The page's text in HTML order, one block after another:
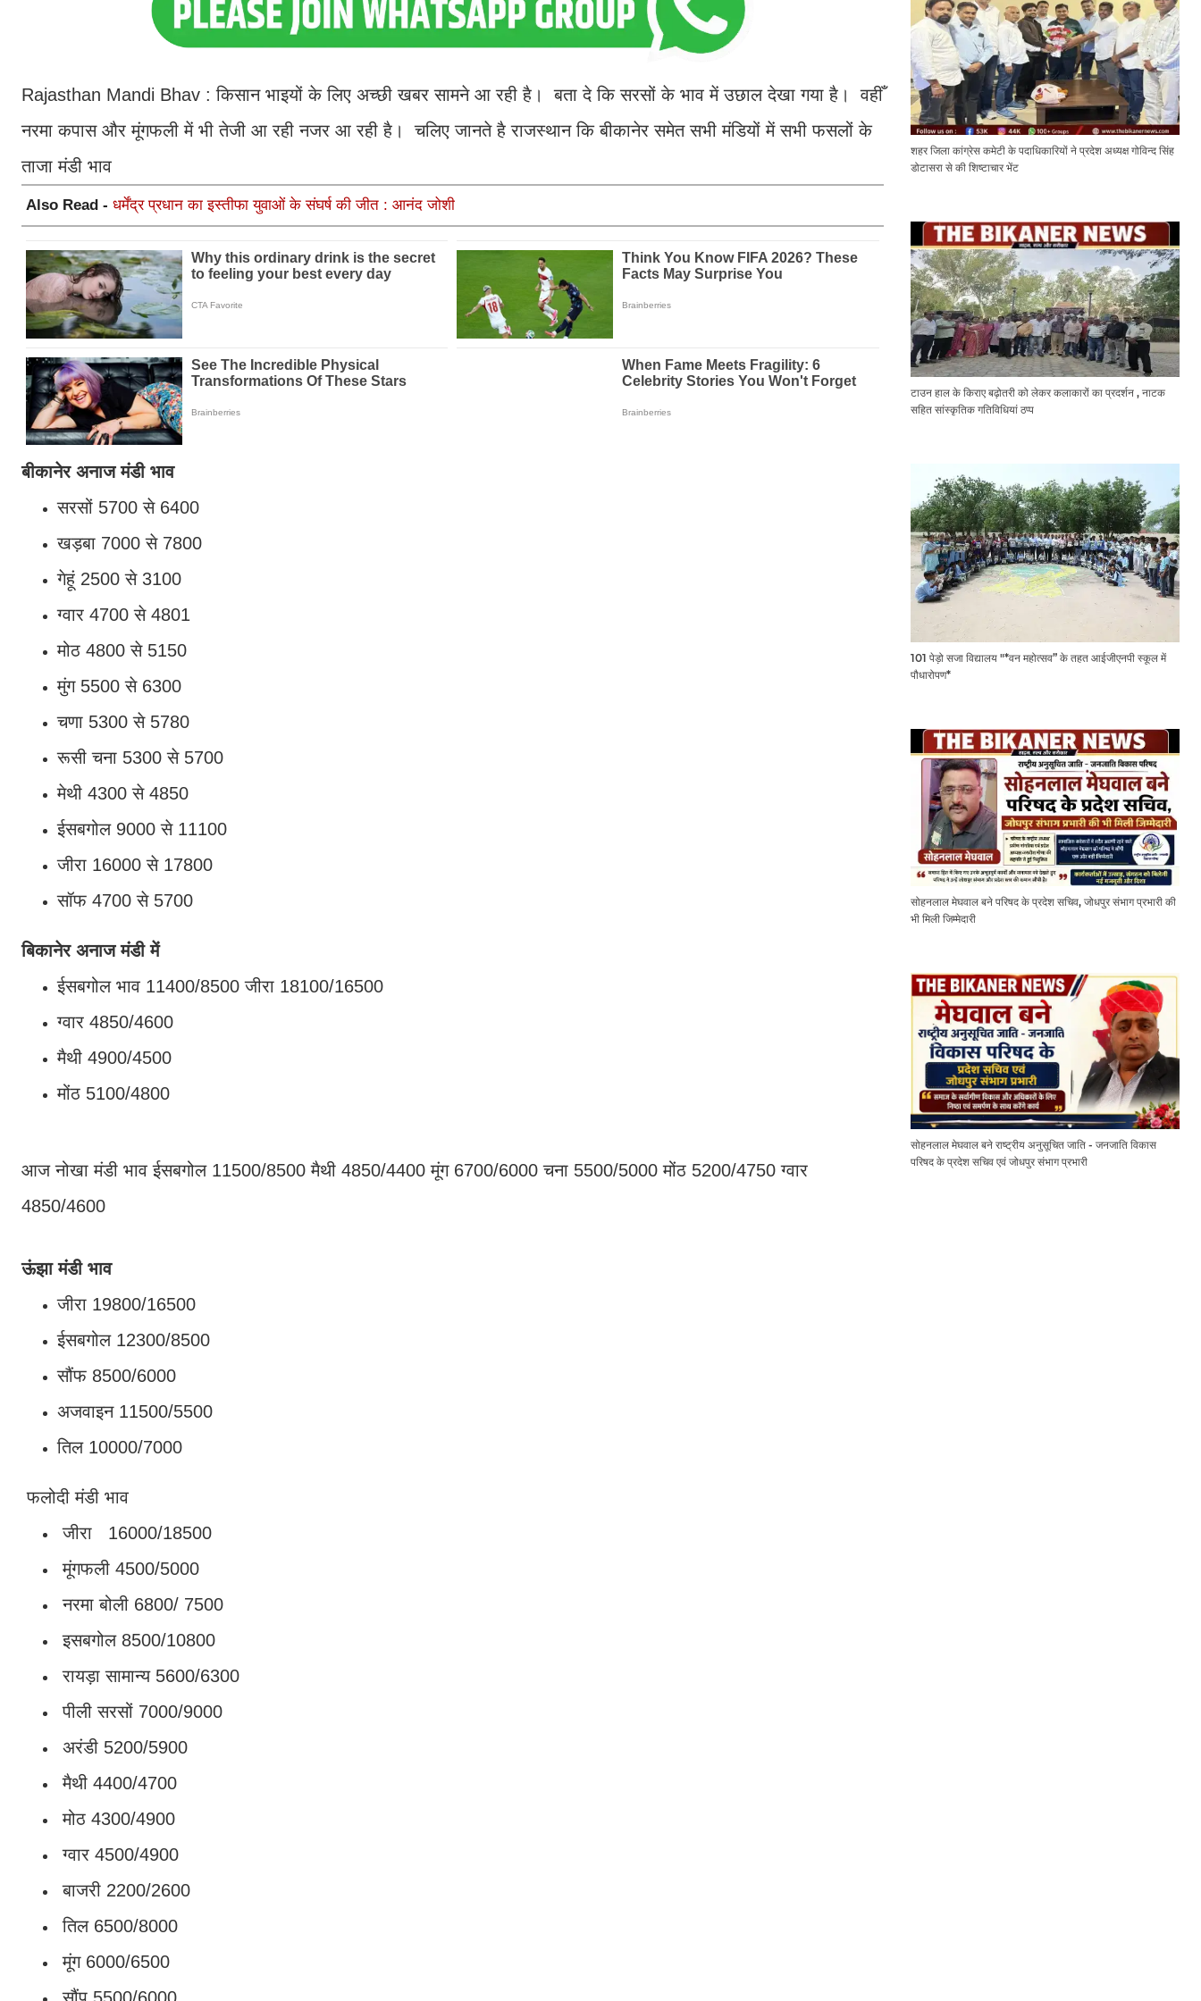
Rajasthan Mandi Bhav : किसान भाइयों के लिए अच्छी खबर सामने आ रही है। बता दे कि सरसों के भाव में उछाल देखा गया है। वहीँ
नरमा कपास और मूंगफली में भी तेजी आ रही नजर आ रही है। चलिए जानते है राजस्थान कि बीकानेर समेत सभी मंडियों में सभी फसलों के
ताजा मंडी भाव
Also Read - धर्मेंद्र प्रधान का इस्तीफा युवाओं के संघर्ष की जीत : आनंद जोशी
बीकानेर अनाज मंडी भाव
सरसों 5700 से 6400
खड़बा 7000 से 7800
गेहूं 2500 से 3100
ग्वार 4700 से 4801
मोठ 4800 से 5150
मुंग 5500 से 6300
चणा 5300 से 5780
रूसी चना 5300 से 5700
मेथी 4300 से 4850
ईसबगोल 9000 से 11100
जीरा 16000 से 17800
सॉफ 4700 से 5700
बिकानेर अनाज मंडी में
ईसबगोल भाव 11400/8500 जीरा 18100/16500
ग्वार 4850/4600
मैथी 4900/4500
मोंठ 5100/4800
आज नोखा मंडी भाव ईसबगोल 11500/8500 मैथी 4850/4400 मूंग 6700/6000 चना 5500/5000 मोंठ 5200/4750 ग्वार
4850/4600
ऊंझा मंडी भाव
जीरा 19800/16500
ईसबगोल 12300/8500
सौंफ 8500/6000
अजवाइन 11500/5500
तिल 10000/7000
फलोदी मंडी भाव
जीरा 16000/18500
मूंगफली 4500/5000
नरमा बोली 6800/ 7500
इसबगोल 8500/10800
रायड़ा सामान्य 5600/6300
पीली सरसों 7000/9000
अरंडी 5200/5900
मैथी 4400/4700
मोठ 4300/4900
ग्वार 4500/4900
बाजरी 2200/2600
तिल 6500/8000
मूंग 6000/6500
शहर जिला कांग्रेस कमेटी के पदाधिकारियों ने प्रदेश अध्यक्ष गोविन्द सिंह
डोटासरा से की शिष्टाचार भेंट
टाउन हाल के किराए बढ़ोतरी को लेकर कलाकारों का प्रदर्शन , नाटक
सहित सांस्कृतिक गतिविधियां ठप्प
101 पेड़ो सजा विद्यालय "*वन महोत्सव” के तहत आईजीएनपी स्कूल में
पौधारोपण*
सोहनलाल मेघवाल बने परिषद के प्रदेश सचिव, जोधपुर संभाग प्रभारी की
भी मिली जिम्मेदारी
सोहनलाल मेघवाल बने राष्ट्रीय अनुसूचित जाति - जनजाति विकास
परिषद के प्रदेश सचिव एवं जोधपुर संभाग प्रभारी